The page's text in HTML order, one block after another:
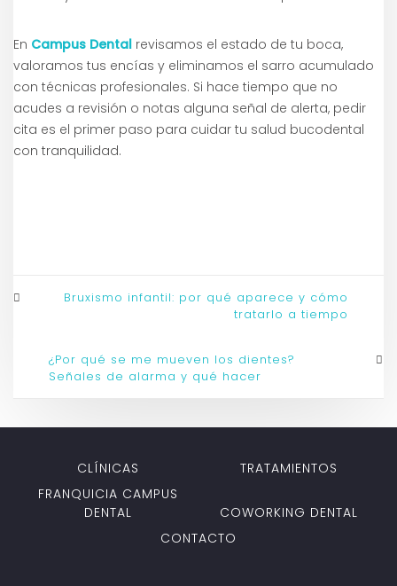
En Campus Dental revisamos el estado de tu boca,
valoramos tus encías y eliminamos el sarro acumulado
con técnicas profesionales. Si hace tiempo que no
acudes a revisión o notas alguna señal de alerta, pedir
cita es el primer paso para cuidar tu salud bucodental
con tranquilidad.
Bruxismo infantil: por qué aparece y cómo
tratarlo a tiempo
¿Por qué se me mueven los dientes?
Señales de alarma y qué hacer
CLÍNICAS
TRATAMIENTOS
FRANQUICIA CAMPUS
DENTAL
COWORKING DENTAL
CONTACTO